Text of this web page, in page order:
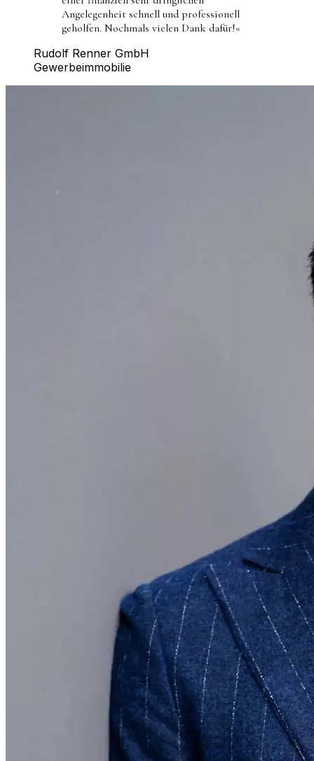
Angelegenheit schnell und professionell
geholfen. Nochmals vielen Dank dafür!«
Rudolf Renner GmbH
Gewerbeimmobilie